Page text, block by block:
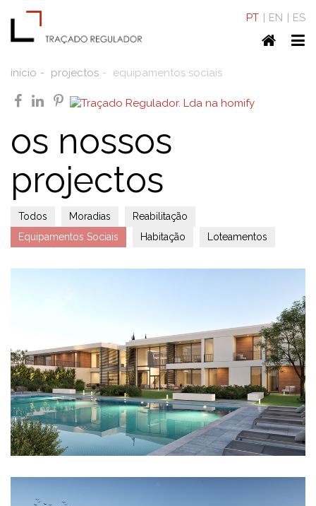
PT EN ES
Home
início projectos equipamentos sociais
facebook
linkedin
pinterest
os nossos
projectos
Todos Moradias
Reabilitação
Equipamentos Sociais
Habitação Loteamentos